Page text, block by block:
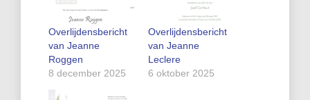
Overlijdensbericht
van Jeanne
Roggen
8 december 2025
Overlijdensbericht
van Jeanne
Leclere
6 oktober 2025